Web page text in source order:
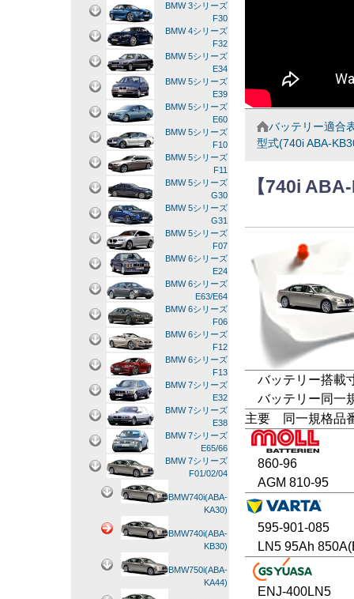
バッテリー適合
型式(740i ABA-
【740i
バッテリー搭載
バッテリー同一
主要 同一規格品
860-96
AGM 810-95
595-901-085
LN5 95Ah
ENJ-400LN5
BMW 3シリーズ
F30
BMW 4シリーズ
F32
BMW 5シリーズ
E34
BMW 5シリーズ
E39
BMW 5シリーズ
E60
BMW 5シリーズ
F10
BMW 5シリーズ
F11
BMW 5シリーズ
G30
BMW 5シリーズ
G31
BMW 5シリーズ
F07
BMW 6シリーズ
E24
BMW 6シリーズ
E63/E64
BMW 6シリーズ
F06
BMW 6シリーズ
F12
BMW 6シリーズ
F13
BMW 7シリーズ
E32
BMW 7シリーズ
E38
BMW 7シリーズ
E65/66
BMW 7シリーズ
F01/02/04
BMW740i(ABA-
KA30)
BMW740i(ABA-
KB30)
BMW750i(ABA-
KA44)